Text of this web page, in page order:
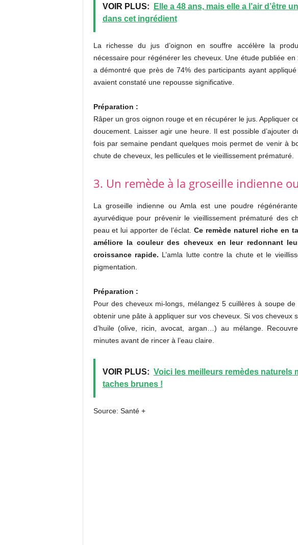
VOIR PLUS:
Elle a 48 ans, mais elle a l’air d’être
dans cet ingrédient
La richesse du jus d’oignon en souffre accélère la
nécessaire pour régénérer les cheveux. Une étude publiée
a démontré que près de 74% des participants ayant
avaient constaté une repousse significative.
Préparation :
Râper un gros oignon rouge et en récupérer le jus. Appliquer
doucement. Laisser agir une heure. Il est possible d’ajouter
fois par semaine pendant quelques mois permet de venir à
chute de cheveux, les pellicules et le vieillissement prématuré.
3. Un remède à la groseille indienne
La groseille indienne ou Amla est une poudre
ayurvédique pour prévenir le vieillissement prématuré des
peau et lui apporter de l’éclat.Ce remède naturel riche en
améliore la couleur des cheveux en leur redonnant
croissance rapide. L’amla lutte contre la chute et le
pigmentation.
Préparation :
Pour des cheveux mi-longs, mélangez 5 cuillères à soupe de
obtenir une pâte à appliquer sur vos cheveux. Si vos cheveux
d’huile (olive, ricin, avocat, argan…) au mélange.
minutes avant de rincer à l’eau claire.
VOIR PLUS: Voici les meilleurs remèdes naturels
taches brunes !
Source: Santé +